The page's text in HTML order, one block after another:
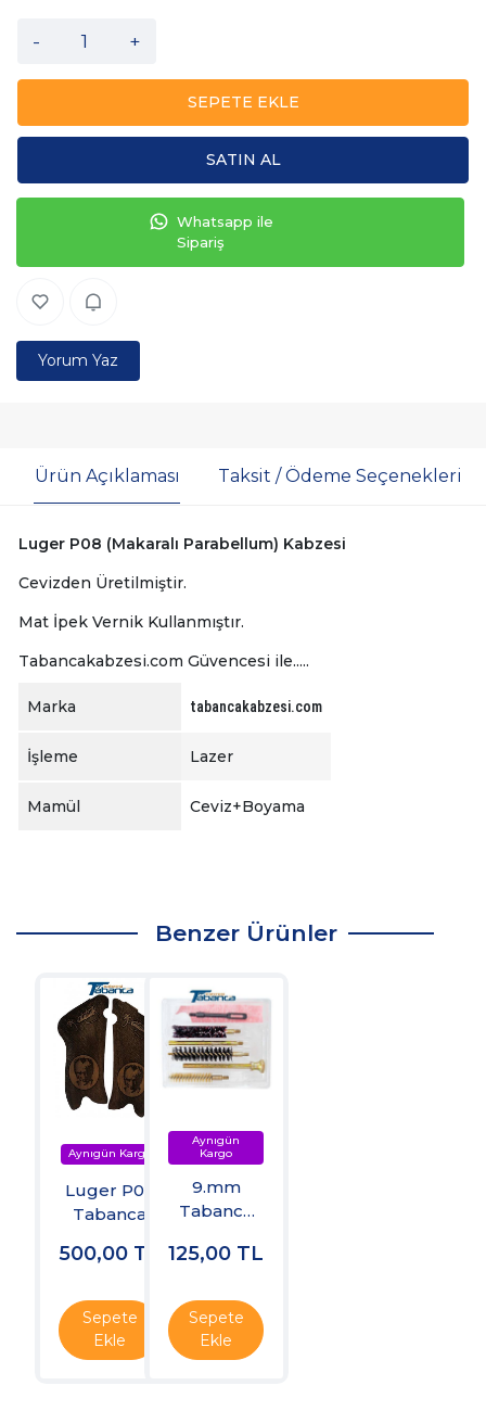
- +
SEPETE EKLE
SATIN AL
Whatsapp ile
Sipariş
Yorum Yaz
Ürün Açıklaması Taksit / Ödeme Seçenekleri
Luger P08 (Makaralı Parabellum) Kabzesi
Cevizden Üretilmiştir.
Mat İpek Vernik Kullanmıştır.
Tabancakabzesi.com Güvencesi ile.....
Marka tabancakabzesi.com
İşleme Lazer
Mamül Ceviz+Boyama
Benzer Ürünler
Luger P08
Tabanca
500,00 TL
Sepete
Ekle
9.mm
Tabanca
Takımı
125,00 TL
Sepete
Ekle